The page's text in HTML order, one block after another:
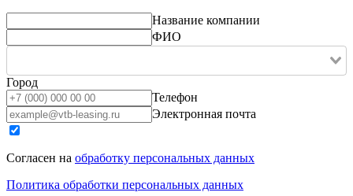
Название компании
ФИО
Город
Телефон
Электронная почта
Согласен на обработку персональных данных
Политика обработки персональных данных